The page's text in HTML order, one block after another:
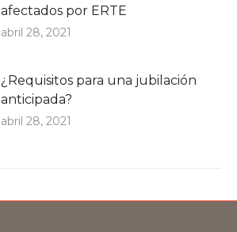
afectados por ERTE
abril 28, 2021
¿Requisitos para una jubilación
anticipada?
abril 28, 2021